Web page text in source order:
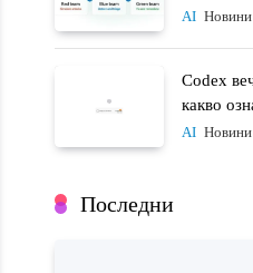
AI Новини
Codex
какво
достъп
AI Новини
Последни